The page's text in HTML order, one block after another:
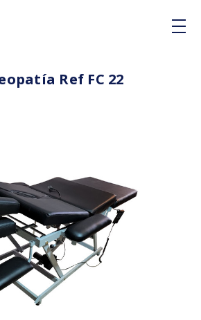
Ref FC 22